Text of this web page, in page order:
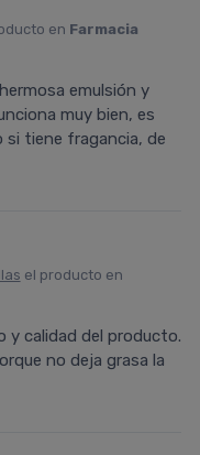
en Farmacia
emulsión y
muy bien, es
si tiene fragancia, de
el producto en
y calidad del producto.
no deja grasa la